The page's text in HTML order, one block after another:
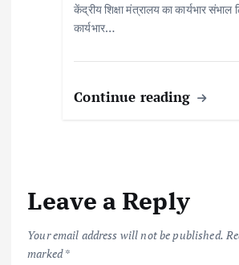
केंद्रीय शिक्षा मंत्रालय का कार्यभार संभाल
कार्यभार…
Continue reading
Leave a Reply
Your email address will not be published.
marked*